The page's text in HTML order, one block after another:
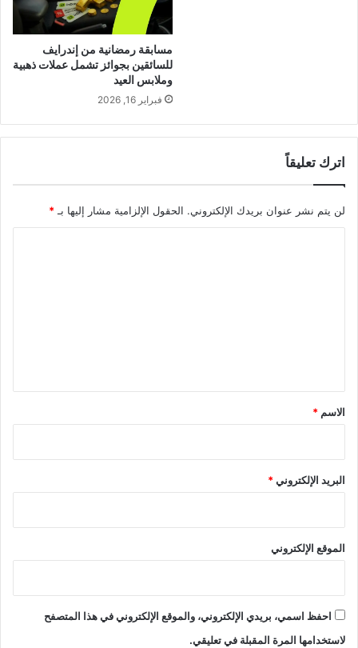
مسابقة رمضانية من إندرايف
للسائقين بجوائز تشمل عملات ذهبية
وملابس العيد
فبراير 16, 2026
اترك تعليقاً
لن يتم نشر عنوان بريدك الإلكتروني. الحقول الإلزامية مشار إليها بـ *
*
الاسم *
البريد الإلكتروني*
الموقع الإلكتروني
احفظ اسمي، بريدي الإلكتروني، والموقع الإلكتروني في هذا المتصفح
لاستخدامها المرة المقبلة في تعليقي.